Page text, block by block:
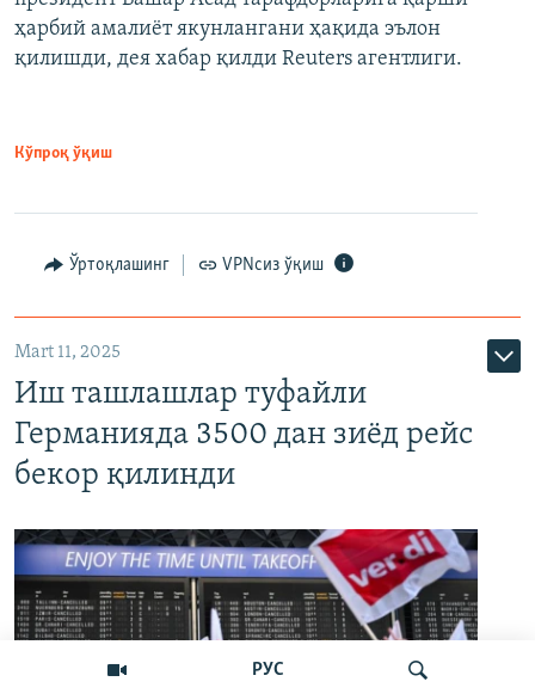
РУС
ҳарбий амалиёт якунлангани ҳақида эълон
қилишди, дея хабар қилди Reuters агентлиги.
Кўпроқ ўқиш
Ўртоқлашинг VPNсиз ўқиш
Mart 11, 2025
Иш ташлашлар туфайли
Германияда 3500 дан зиёд рейс
бекор қилинди